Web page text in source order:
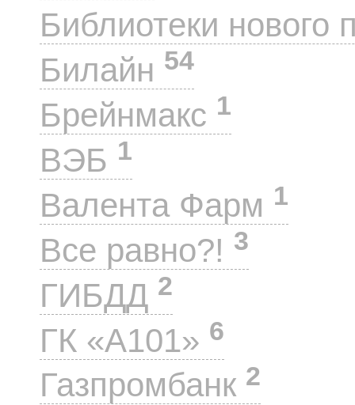
Библиотеки нового
Билайн 54
Брейнмакс 1
ВЭБ 1
Валента Фарм 1
Все равно?! 3
ГИБДД 2
ГК «А101» 6
Газпромбанк 2